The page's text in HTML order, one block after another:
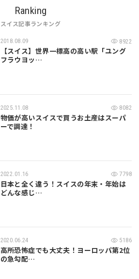
Ranking
スイス記事ランキング
2018.08.09 8922
【スイス】世界一標高の高い駅「ユング
フラウヨッ…
2025.11.08 8082
物価が高いスイスで買うお土産はスーパ
ーで調達！
2022.01.16 7798
日本と全く違う！スイスの年末・年始は
どんな感じ…
2020.06.24 5186
高所恐怖症でも大丈夫！ヨーロッパ第2位
の急勾配…